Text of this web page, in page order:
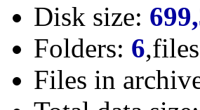
Disk size:
Folders: 6
Files in